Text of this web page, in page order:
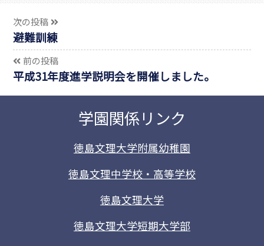
次の投稿
避難訓練
前の投稿
平成31年度進学説明会を開催しました。
学園関係リンク
徳島文理大学附属幼稚園
徳島文理中学校・高等学校
徳島文理大学
徳島文理大学短期大学部